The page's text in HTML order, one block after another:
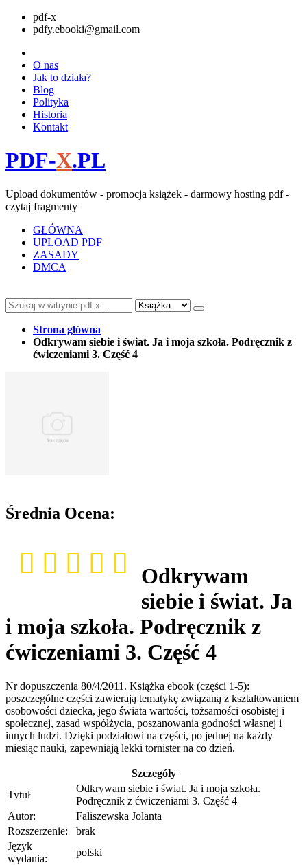
pdf-x
pdfy.ebooki@gmail.com
O nas
Jak to działa?
Blog
Polityka
Historia
Kontakt
PDF-X.PL
Upload dokumentów - promocja książek - darmowy hosting pdf -
czytaj fragmenty
GŁÓWNA
UPLOAD PDF
ZASADY
DMCA
Strona główna
Odkrywam siebie i świat. Ja i moja szkoła. Podręcznik z
ćwiczeniami 3. Część 4
Średnia Ocena:
Odkrywam
siebie i świat. Ja
i moja szkoła. Podręcznik z
ćwiczeniami 3. Część 4
Nr dopuszczenia 80/4/2011. Książka ebook (części 1-5):
poszczególne części zawierają tematykę związaną z kształtowaniem
osobowości dziecka, jego świata wartości, tożsamości osobistej i
społecznej, zasad współżycia, poszanowania godności własnej i
innych ludzi. Dzięki podziałowi na części, po jednej na każdy
miesiąc nauki, zapewniają lekki tornister na co dzień.
Szczegóły
Tytuł
Odkrywam siebie i świat. Ja i moja szkoła.
Podręcznik z ćwiczeniami 3. Część 4
Autor:
Faliszewska Jolanta
Rozszerzenie:
brak
Język
wydania:
polski